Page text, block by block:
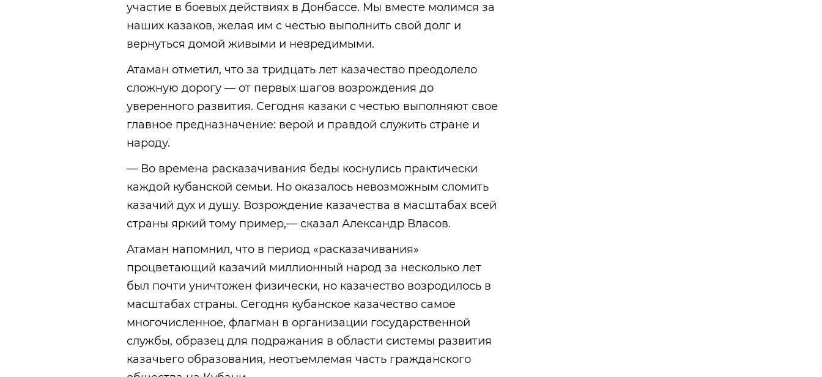
участие в боевых действиях в Донбассе. Мы вместе молимся за
наших казаков, желая им с честью выполнить свой долг и
вернуться домой живыми и невредимыми.
Атаман отметил, что за тридцать лет казачество преодолело
сложную дорогу — от первых шагов возрождения до
уверенного развития. Сегодня казаки с честью выполняют свое
главное предназначение: верой и правдой служить стране и
народу.
— Во времена расказачивания беды коснулись практически
каждой кубанской семьи. Но оказалось невозможным сломить
казачий дух и душу. Возрождение казачества в масштабах всей
страны яркий тому пример,— сказал Александр Власов.
Атаман напомнил, что в период «расказачивания»
процветающий казачий миллионный народ за несколько лет
был почти уничтожен физически, но казачество возродилось в
масштабах страны. Сегодня кубанское казачество самое
многочисленное, флагман в организации государственной
службы, образец для подражания в области системы развития
казачьего образования, неотъемлемая часть гражданского